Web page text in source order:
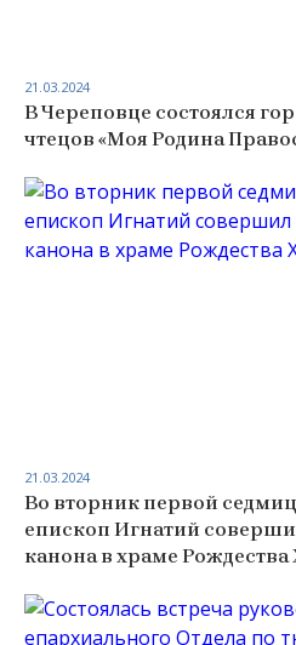
В Череповце состоялся
чтецов «Моя Родина
21.03.2024
Во вторник первой
епископ Игнатий
канона в храме
21.03.2024